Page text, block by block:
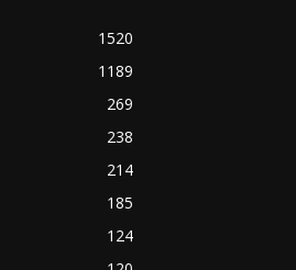
1520
1189
269
238
214
185
124